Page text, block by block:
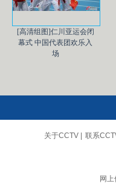
[高清组图]仁川亚运会闭
幕式 中国代表团欢乐入
场
关于CCTV | 联系
网